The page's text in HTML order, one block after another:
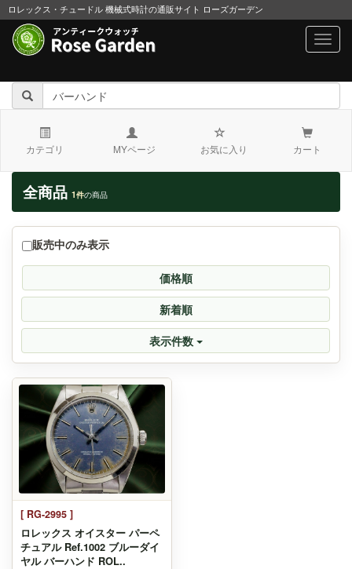
ロレックス・チュードル 機械式時計の通販サイト ローズガーデン
カテゴリ MYページ お気に入り カート
全商品 1件の商品
販売中のみ表示
価格順
新着順
表示件数
[ RG-2995 ]
ロレックス オイスター パーペ
チュアル Ref.1002 ブルーダイ
ヤル バーハンド ROL..